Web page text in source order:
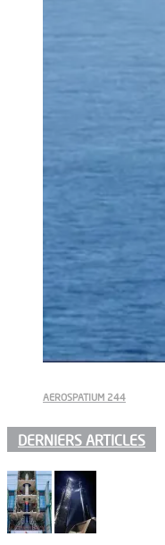
AEROSPATIUM 244
DERNIERS ARTICLES